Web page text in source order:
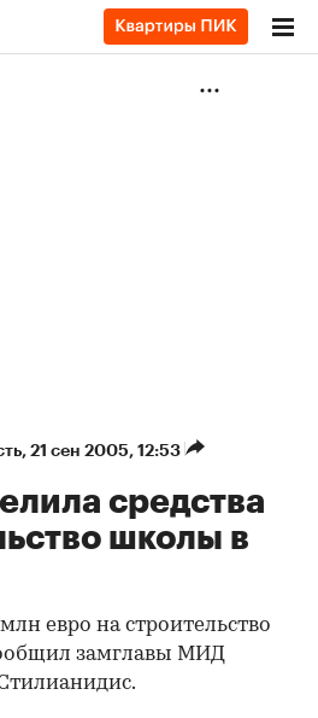
⁠, 21 сен 2005, 12:53
средства
школы в
евро на строительство
замглавы МИД